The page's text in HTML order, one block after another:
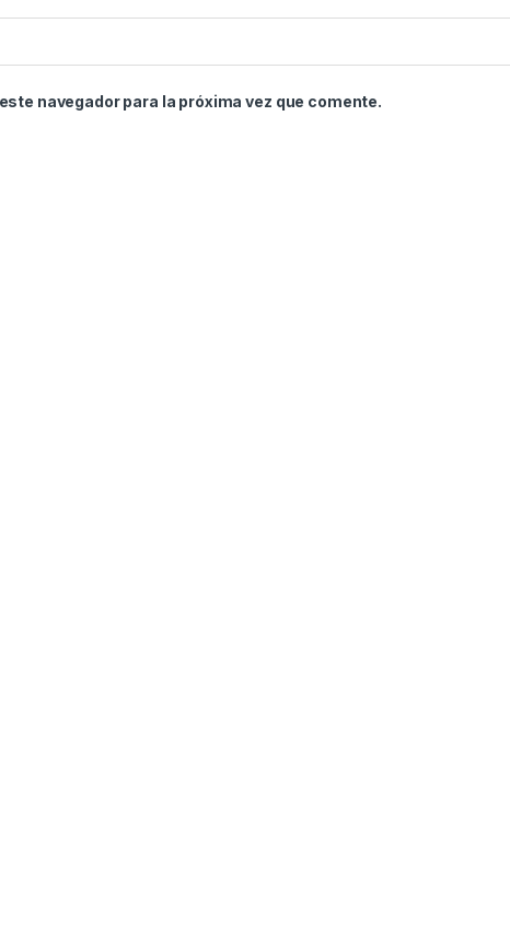
navegador para la próxima vez que comente.